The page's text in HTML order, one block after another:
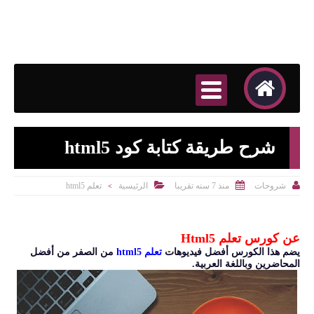
شرح طريقة كتابة كود html5
 شروحات  منذ 7 سنه تقريبا  الرئيسية > تعلم html5
عن كورس تعلم Html5
يضم هذا الكورس أفضل فيديوهات تعلم html5
من الصفر من أفضل
المحاضرين وباللغة العربية.